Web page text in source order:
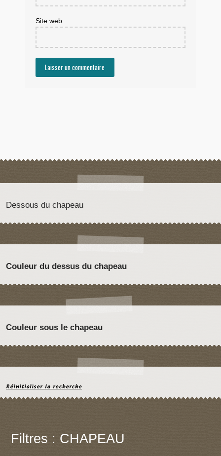
Site web
Dessous du chapeau
Couleur du dessus du chapeau
Couleur sous le chapeau
Réinitialiser la recherche
Filtres : CHAPEAU